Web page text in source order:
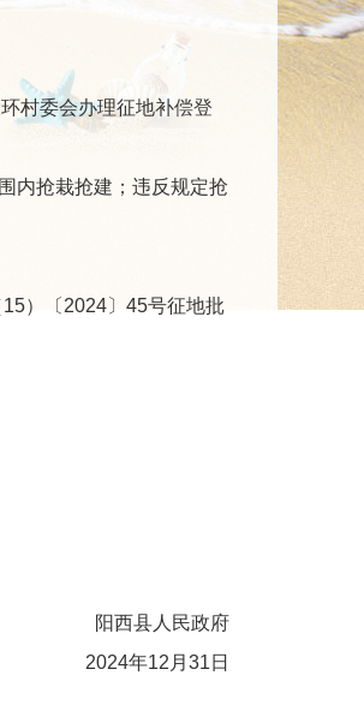
村委会办理征地补偿登
内抢栽抢建；违反规定抢
）〔2024〕45号征地批
阳西县人民政府
2024年12月31日